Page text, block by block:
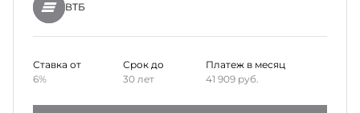
ВТБ
Ставка от
6%
Срок до
30 лет
Платеж в месяц
41 909 руб.